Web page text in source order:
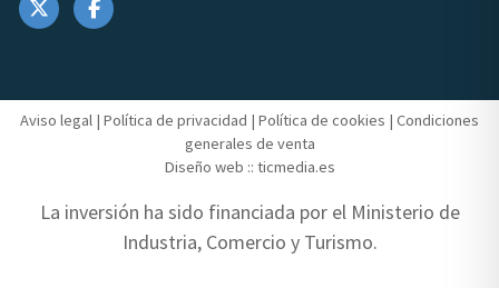
Aviso legal | Política de privacidad | Política de cookies | Condiciones
generales de venta
Diseño web :: ticmedia.es
La inversión ha sido financiada por el Ministerio de
Industria, Comercio y Turismo.